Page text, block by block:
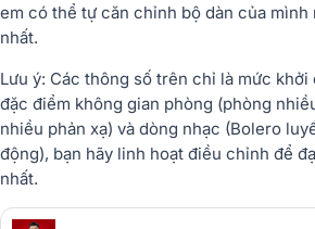
em có thể tự căn chỉnh bộ dàn của mình
nhất.
Lưu ý: Các thông số trên chỉ là mức khởi
đặc điểm không gian phòng (phòng
nhiều phản xạ) và dòng nhạc (Bolero
động), bạn hãy linh hoạt điều chỉnh để
nhất.